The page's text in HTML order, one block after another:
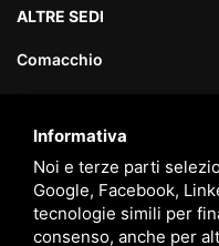
Informativa
Noi e terze parti
Google, Facebook,
tecnologie simili per
consenso, anche per
ALTRE SEDI
Comacchio
Lido delle Nazioni
Lido delle Nazioni